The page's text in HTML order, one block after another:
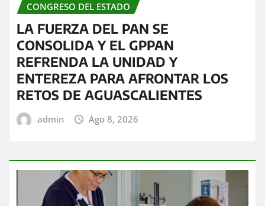
CONGRESO DEL ESTADO
LA FUERZA DEL PAN SE
CONSOLIDA Y EL GPPAN
REFRENDA LA UNIDAD Y
ENTEREZA PARA AFRONTAR LOS
RETOS DE AGUASCALIENTES
admin Ago 8, 2026